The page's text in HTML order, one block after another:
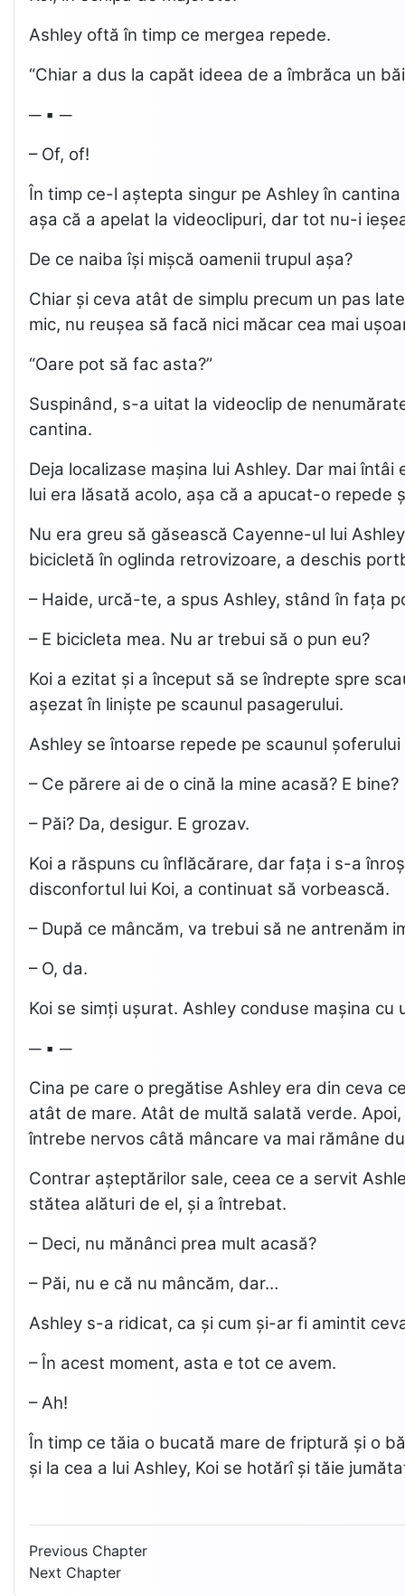
Ashley oftă în timp ce mergea repede.
“Chiar a dus la capăt ideea de a îmbrăca un
─ ▪ ─
– Of, of!
În timp ce-l aștepta singur pe Ashley în
așa că a apelat la videoclipuri, dar tot nu-i
De ce naiba își mișcă oamenii trupul așa?
Chiar și ceva atât de simplu precum un pas
mic, nu reușea să facă nici măcar cea mai
“Oare pot să fac asta?”
Suspinând, s-a uitat la videoclip de
cantina.
Deja localizase mașina lui Ashley. Dar mai
lui era lăsată acolo, așa că a apucat-o repede
Nu era greu să găsească Cayenne-ul lui
bicicletă în oglinda retrovizoare, a deschis
– Haide, urcă-te, a spus Ashley, stând în fața
– E bicicleta mea. Nu ar trebui să o pun eu?
Koi a ezitat și a început să se îndrepte spre
așezat în liniște pe scaunul pasagerului.
Ashley se întoarse repede pe scaunul
– Ce părere ai de o cină la mine acasă? E bine?
– Păi? Da, desigur. E grozav.
Koi a răspuns cu înflăcărare, dar fața i s-a
disconfortul lui Koi, a continuat să vorbească.
– După ce mâncăm, va trebui să ne antrenăm
– O, da.
Koi se simți ușurat. Ashley conduse mașina
─ ▪ ─
Cina pe care o pregătise Ashley era din ceva
atât de mare. Atât de multă salată verde.
întrebe nervos câtă mâncare va mai rămâne
Contrar așteptărilor sale, ceea ce a servit
stătea alături de el, și a întrebat.
– Deci, nu mănânci prea mult acasă?
– Păi, nu e că nu mâncăm, dar…
Ashley s-a ridicat, ca și cum și-ar fi amintit
– În acest moment, asta e tot ce avem.
– Ah!
În timp ce tăia o bucată mare de friptură și o
și la cea a lui Ashley, Koi se hotărî și tăie
Previous Chapter
Next Chapter